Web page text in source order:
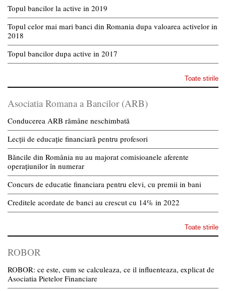
Topul bancilor la active in 2019
Topul celor mai mari banci din Romania dupa valoarea activelor in
2018
Topul bancilor dupa active in 2017
Toate stirile
Asociatia Romana a Bancilor (ARB)
Conducerea ARB rămâne neschimbată
Lecții de educație financiară pentru profesori
Băncile din România nu au majorat comisioanele aferente
operațiunilor în numerar
Concurs de educatie financiara pentru elevi, cu premii in bani
Creditele acordate de banci au crescut cu 14% in 2022
Toate stirile
ROBOR
ROBOR: ce este, cum se calculeaza, ce il influenteaza, explicat de
Asociatia Pietelor Financiare